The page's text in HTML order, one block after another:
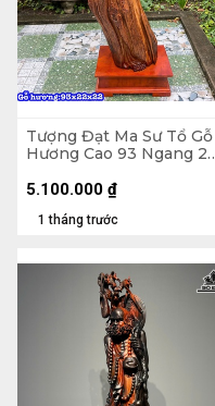
Tượng Đạt Ma Sư Tổ Gỗ
Hương Cao 93 Ngang 22
1 tháng trước
5.100.000 ₫